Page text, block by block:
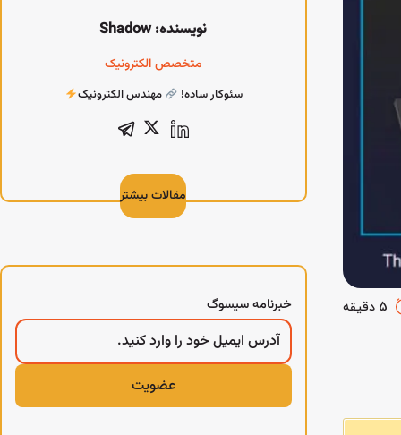
5 دقیقه
نویسنده: Shadow
متخصص الکترونیک
سئوکار ساده! مهندس الکترونیک
مقالات بیشتر
خبرنامه سیسوگ